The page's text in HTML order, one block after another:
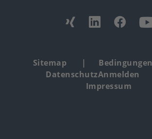
Footer
Sitemap
Bedingungen
DatenschutzAnmelden
Impressum